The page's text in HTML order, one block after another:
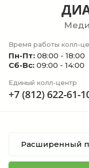
Время работы колл-
Пн-Пт:08:00 - 18:00
Сб-Вс: 09:00 - 14:00
Единый колл-центр
+7 (812) 622-61-
Расширенный